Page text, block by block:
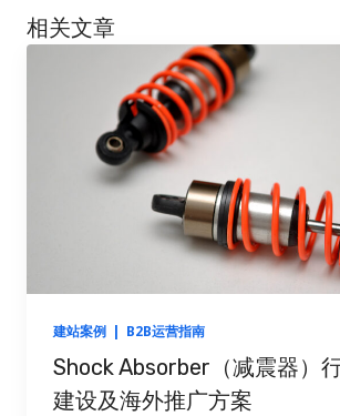
相关文章
建站案例 | B2B运营指南
Shock Absorber（减震器）
建设及海外推广方案